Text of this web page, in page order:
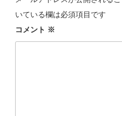
いている欄は必須項目です
コメント ※